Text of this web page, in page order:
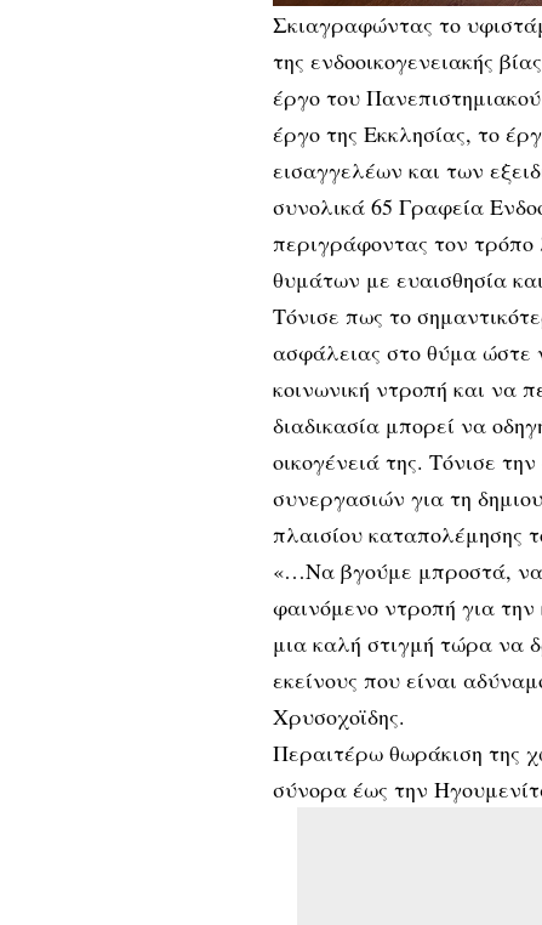
Σκιαγραφώντας το
της ενδοοικογενειακής
έργο του
έργο της Εκκλησίας, το
εισαγγελέων και των
συνολικά 65 Γραφεία
περιγράφοντας τον τρόπο
θυμάτων με ευαισθησία
Τόνισε πως το
ασφάλειας στο θύμα ώστε
κοινωνική ντροπή και να
διαδικασία μπορεί να
οικογένειά της. Τόνισε
συνεργασιών για τη
πλαισίου καταπολέμησης
«…Να βγούμε μπροστά, να
φαινόμενο ντροπή για
μια καλή στιγμή τώρα να
εκείνους που είναι
Χρυσοχοϊδης.
Περαιτέρω θωράκιση της
σύνορα έως την